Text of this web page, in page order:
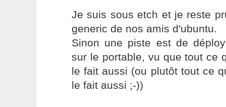
Je suis sous etch et je reste
generic de nos amis d'ubuntu.
Sinon une piste est de
sur le portable, vu que tout ce
le fait aussi (ou plutôt tout ce
le fait aussi ;-))